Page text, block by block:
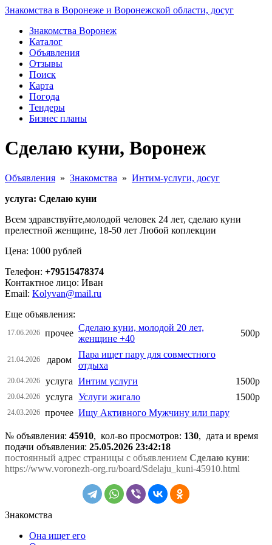
Знакомства в Воронеже и Воронежской области, досуг
Знакомства Воронеж
Каталог
Объявления
Отзывы
Поиск
Карта
Погода
Тендеры
Бизнес планы
Сделаю куни, Воронеж
Объявления » Знакомства » Интим-услуги, досуг
услуга: Сделаю куни
Всем здравствуйте,молодой человек 24 лет, сделаю куни
прелестной женщине, 18-50 лет Любой коплекции
Цена: 1000 рублей
Телефон: +79515478374
Контактное лицо: Иван
Email: Kolyvan@mail.ru
Еще объявления:
17.06.2026 прочее
Сделаю куни, молодой 20 лет,
женщине +40
500р
21.04.2026 даром
Пара ищет пару для совместного
отдыха
20.04.2026 услуга Интим услуги 1500р
20.04.2026 услуга Услуги жигало 1500р
24.03.2026 прочее Ищу Активного Мужчину или пару
№ объявления: 45910, кол-во просмотров: 130, дата и время
подачи объявления: 25.05.2026 23:42:18
постоянный адрес страницы с объявлением Сделаю куни:
https://www.voronezh-org.ru/board/Sdelaju_kuni-45910.html
Знакомства
Она ищет его